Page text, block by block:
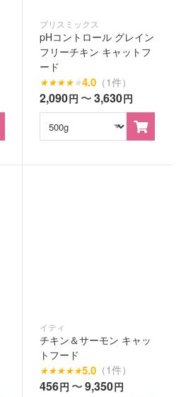
ブリスミックス
pHコントロール グレイン
フリーチキン キャットフ
ード
★★★★★4.0（1件）
2,090円 〜3,630円
イティ
チキン＆サーモン キャッ
トフード
★★★★★5.0（1件）
456円 〜9,350円